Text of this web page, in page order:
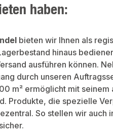
haben:
bieten wir Ihnen als
hinaus
ausführen können.
durch unseren
m² ermöglicht mit
Produkte, die spezielle
So stellen wir